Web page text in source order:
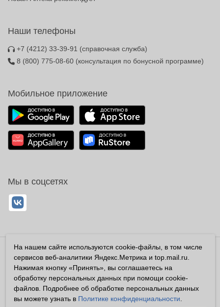
Наши телефоны
+7 (4212) 33-39-91 (справочная служба)
8 (800) 775-08-60 (консультация по бонусной программе)
Мобильное приложение
Мы в соцсетях
Владелец сайта ООО «Суперфарма» ОГРН 1032700302194
Все права защищены ©2026
Информация, размещенная на данном сайте имеет
справочный характер, и не должна восприниматься
посетителями сайта как публичная оферта, предусмотренная
На нашем сайте используются cookie-файлы, в том числе
сервисов веб-аналитики Яндекс.Метрика и top.mail.ru.
Нажимая кнопку «Принять», вы соглашаетесь на
обработку персональных данных при помощи cookie-
файлов. Подробнее об обработке персональных данных
вы можете узнать в Политике конфиденциальности